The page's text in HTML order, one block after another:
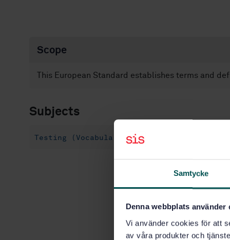
Samtycke
Denna webbplats använder
Vi använder cookies för att
av våra produkter och
Scope
This European Standard establishes terms and
Subjects
Testing (Vocabularies) (01.040.19)